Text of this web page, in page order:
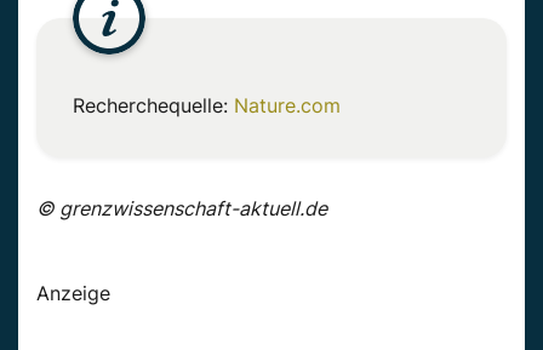
Recherchequelle: Nature.com
© grenzwissenschaft-aktuell.de
Anzeige